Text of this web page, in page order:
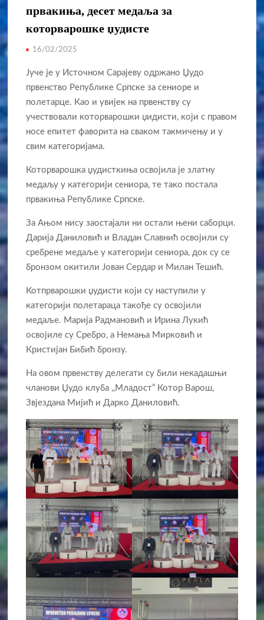
првакиња, десет медаља за
которварошке џудисте
16/02/2025
Јуче је у Источном Сарајеву одржано Џудо
првенство Републике Српске за сениоре и
полетарце. Као и увијек на првенству су
учествовали которварошки џидисти, који с правом
носе епитет фаворита на сваком такмичењу и у
свим категоријама.
Которварошка џудисткиња освојила је златну
медаљу у категорији сениора, те тако постала
првакиња Републике Српске.
За Ањом нису заостајали ни остали њени саборци.
Дарија Даниловић и Владан Славнић освојили су
сребрене медаље у категорији сениора, док су се
бронзом окитили Јован Сердар и Милан Тешић.
Котпрварошки џудисти који су наступили у
категорији полетараца такође су освојили
медаље. Марија Радмановић и Ирина Лукић
освојиле су Сребро, а Немања Мирковић и
Кристијан Бибић бронзу.
На овом првенству делегати су били некадашњи
чланови Џудо клуба ,,Младост” Котор Варош,
Звјездана Мијић и Дарко Даниловић.